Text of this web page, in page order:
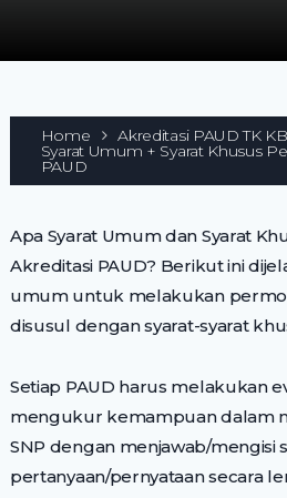
Home Akreditasi PAUD TK KB
Syarat Umum + Syarat Khusus
PAUD
Apa Syarat Umum dan Syarat
Akreditasi PAUD? Berikut ini
umum untuk melakukan
disusul dengan syarat-syarat
Setiap PAUD harus melakukan
mengukur kemampuan dalam
SNP dengan menjawab/mengisi
pertanyaan/pernyataan secara